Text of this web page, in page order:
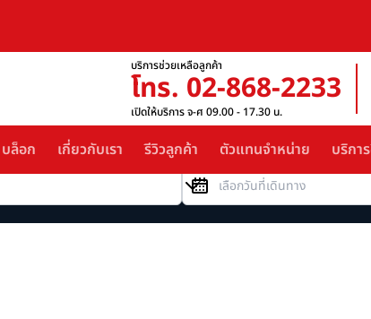
บริการช่วยเหลือลูกค้า
โทร. 02-868-2233
เปิดให้บริการ จ-ศ 09.00 - 17.30 น.
บล็อก เกี่ยวกับเรา รีวิวลูกค้า ตัวแทนจำหน่าย บริกา
วันที่เดินทาง